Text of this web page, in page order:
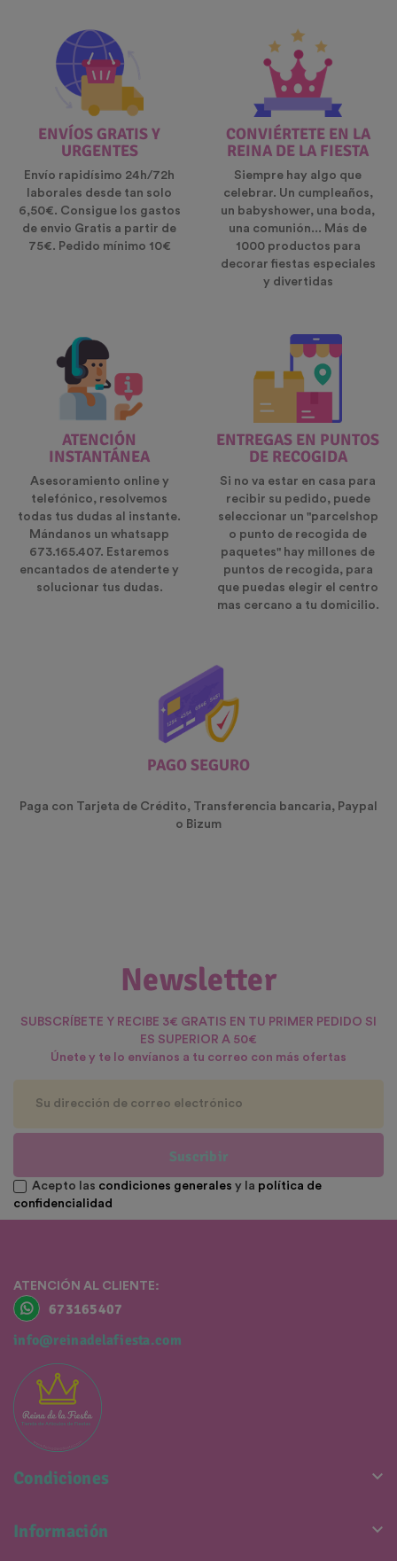
ENVÍOS GRATIS Y
URGENTES
Envío rapidísimo 24h/72h
laborales desde tan solo
6,50€. Consigue los gastos
de envio Gratis a partir de
75€. Pedido mínimo 10€
CONVIÉRTETE EN LA
REINA DE LA FIESTA
Siempre hay algo que
celebrar. Un cumpleaños,
un babyshower, una boda,
una comunión... Más de
1000 productos para
decorar fiestas especiales
y divertidas
ATENCIÓN
INSTANTÁNEA
Asesoramiento online y
telefónico, resolvemos
todas tus dudas al instante.
Mándanos un whatsapp
673.165.407. Estaremos
encantados de atenderte y
solucionar tus dudas.
ENTREGAS EN PUNTOS
DE RECOGIDA
Si no va estar en casa para
recibir su pedido, puede
seleccionar un "parcelshop
o punto de recogida de
paquetes" hay millones de
puntos de recogida, para
que puedas elegir el centro
mas cercano a tu domicilio.
PAGO SEGURO
Paga con Tarjeta de Crédito, Transferencia bancaria, Paypal
o Bizum
Newsletter
SUBSCRÍBETE Y RECIBE 3€ GRATIS EN TU PRIMER PEDIDO SI
ES SUPERIOR A 50€
Únete y te lo envíanos a tu correo con más ofertas
Suscribir
Acepto las condiciones generales y la política de
confidencialidad
ATENCIÓN AL CLIENTE:
673165407
info@reinadelafiesta.com
Condiciones 
Información 